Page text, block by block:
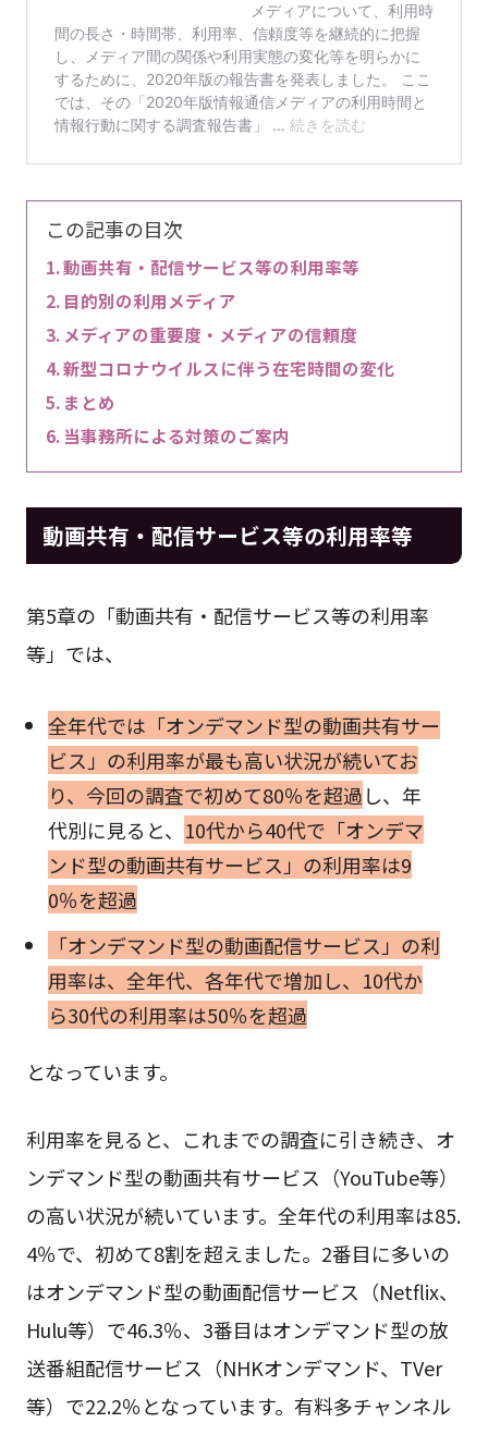
この記事の目次
動画共有・配信サービス等の利用率等
目的別の利用メディア
メディアの重要度・メディアの信頼度
新型コロナウイルスに伴う在宅時間の変化
まとめ
当事務所による対策のご案内
動画共有・配信サービス等の利用率等
第5章の「動画共有・配信サービス等の利用率
等」では、
全年代では「オンデマンド型の動画共有サー
ビス」の利用率が最も高い状況が続いてお
り、今回の調査で初めて80％を超過し、年
代別に見ると、 10代から40代で「オンデマ
ンド型の動画共有サービス」の利用率は9
0％を超過
「オンデマンド型の動画配信サービス」の利
用率は、全年代、各年代で増加し、10代か
ら30代の利用率は50％を超過
となっています。
利用率を見ると、これまでの調査に引き続き、オ
ンデマンド型の動画共有サービス（YouTube等）
の高い状況が続いています。全年代の利用率は85.
4％で、初めて8割を超えました。2番目に多いの
はオンデマンド型の動画配信サービス（Netflix、
Hulu等）で46.3％、3番目はオンデマンド型の放
送番組配信サービス（NHKオンデマンド、TVer
等）で22.2％となっています。有料多チャンネル